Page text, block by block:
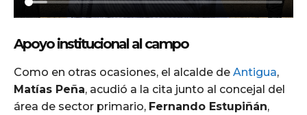
Apoyo institucional al campo
Como en otras ocasiones, el alcalde de Antigua,
Matías Peña, acudió a la cita junto al concejal del
área de sector primario, Fernando Estupiñán,